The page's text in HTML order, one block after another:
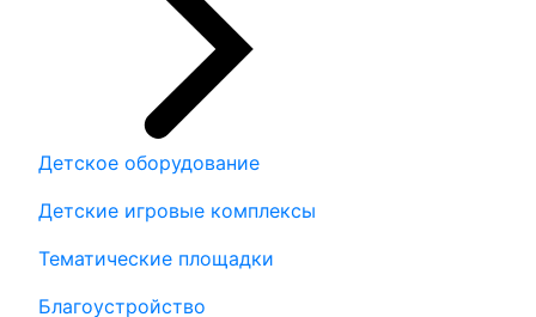
Детское оборудование
Детские игровые комплексы
Тематические площадки
Благоустройство